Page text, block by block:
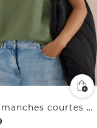
T-shirt manches courtes à capuche et inscription